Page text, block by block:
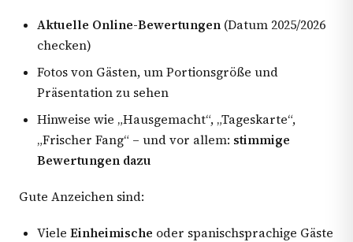
Aktuelle Online-Bewertungen (Datum 2025/2026
checken)
Fotos von Gästen, um Portionsgröße und
Präsentation zu sehen
Hinweise wie „Hausgemacht“, „Tageskarte“,
„Frischer Fang“ – und vor allem: stimmige
Bewertungen dazu
Gute Anzeichen sind:
VieleEinheimische oder spanischsprachige Gäste